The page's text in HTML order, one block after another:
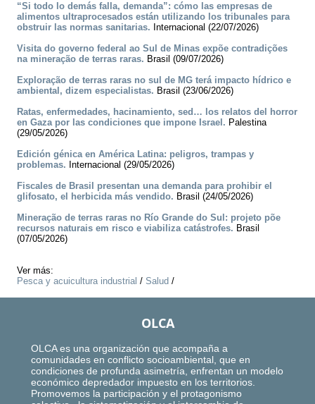
“Si todo lo demás falla, demanda”: cómo las empresas de
alimentos ultraprocesados están utilizando los tribunales para
obstruir las normas sanitarias. Internacional (22/07/2026)
Visita do governo federal ao Sul de Minas expõe contradições
na mineração de terras raras. Brasil (09/07/2026)
Exploração de terras raras no sul de MG terá impacto hídrico e
ambiental, dizem especialistas. Brasil (23/06/2026)
Ratas, enfermedades, hacinamiento, sed… los relatos del horror
en Gaza por las condiciones que impone Israel. Palestina
(29/05/2026)
Edición génica en América Latina: peligros, trampas y
problemas. Internacional (29/05/2026)
Fiscales de Brasil presentan una demanda para prohibir el
glifosato, el herbicida más vendido. Brasil (24/05/2026)
Mineração de terras raras no Río Grande do Sul: projeto põe
recursos naturais em risco e viabiliza catástrofes. Brasil
(07/05/2026)
Ver más:
Pesca y acuicultura industrial / Salud /
OLCA
OLCA es una organización que acompaña a
comunidades en conflicto socioambiental, que en
condiciones de profunda asimetría, enfrentan un modelo
económico depredador impuesto en los territorios.
Promovemos la participación y el protagonismo